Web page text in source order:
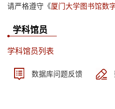
请严格遵守《厦门大学图书馆数
学科馆员
学科馆员列表
数据库问题反馈